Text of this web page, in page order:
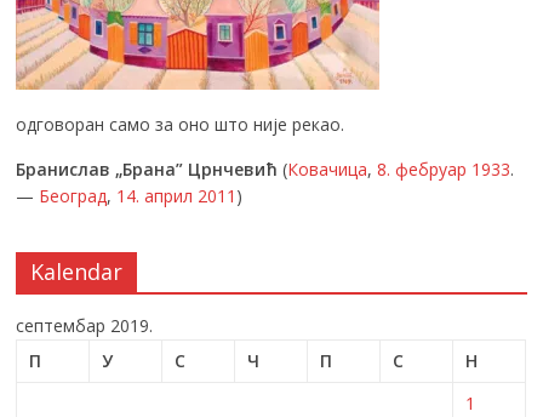
одговоран само за оно што није рекао.
Бранислав „Брана” Црнчевић (Ковачица,8. фебруар 1933.
— Београд, 14. април 2011 )
Kalendar
септембар 2019.
П
У С Ч П С
Н
1